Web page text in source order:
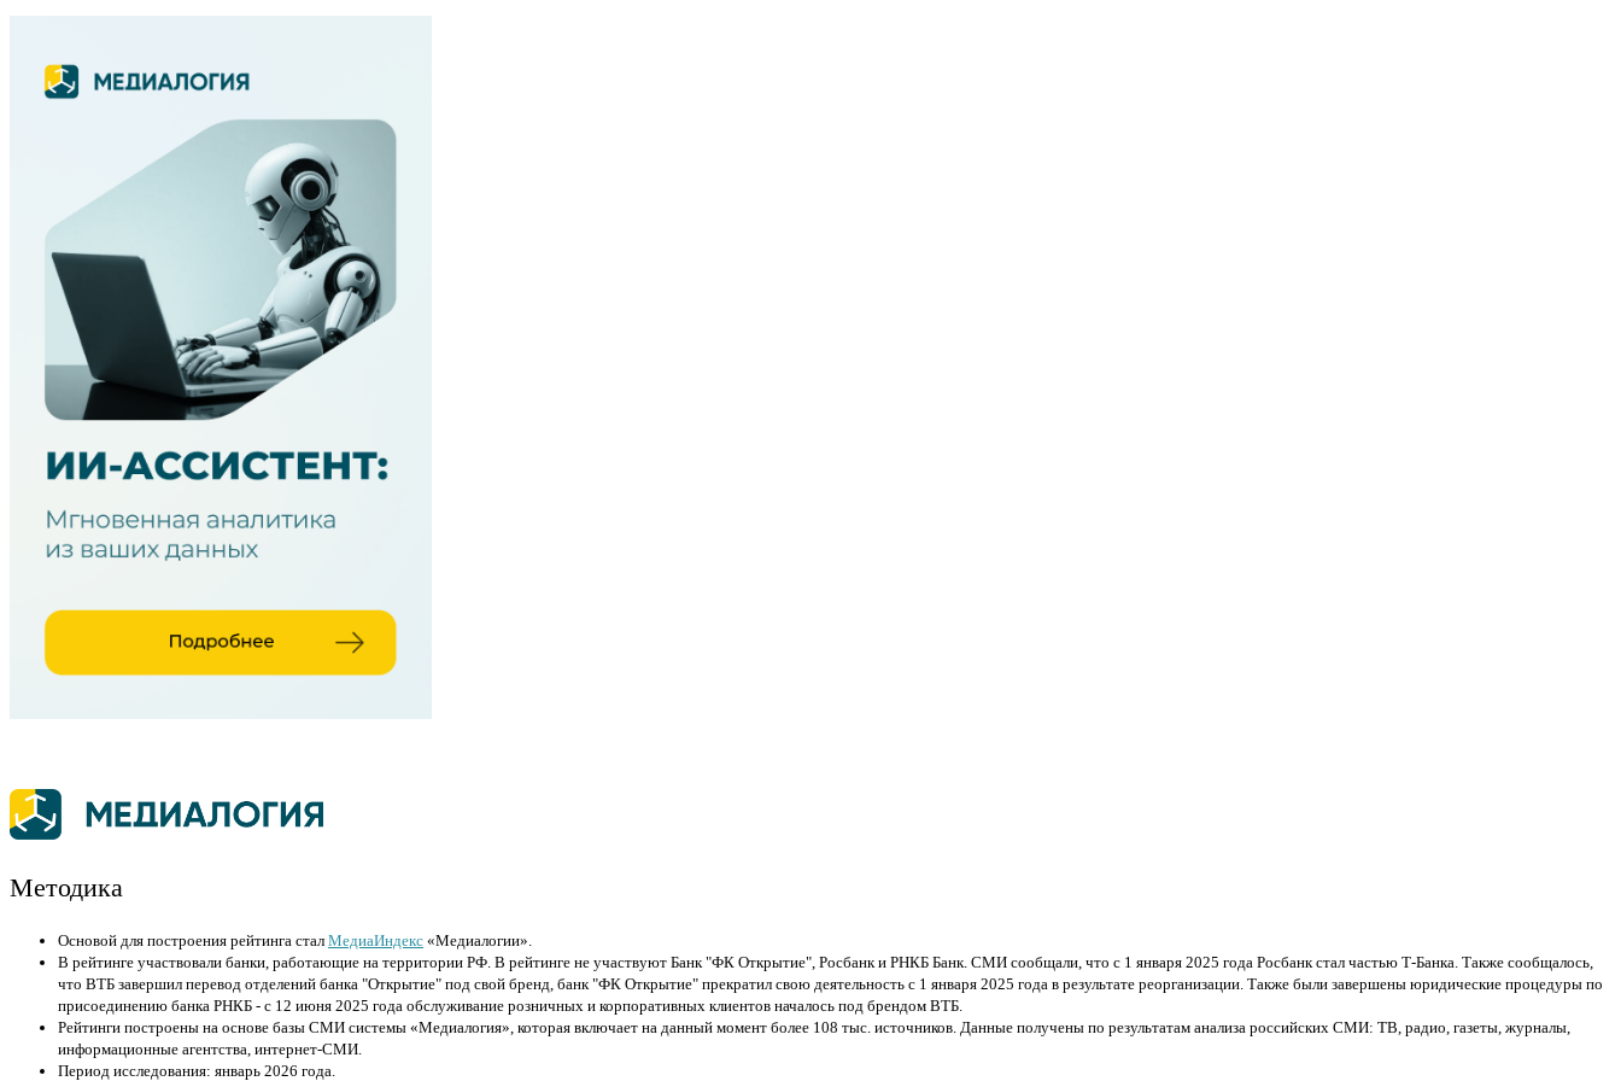
Методика
Основой для построения рейтинга стал МедиаИндекс «Медиалогии».
В рейтинге участвовали банки, работающие на территории РФ. В рейтинге не участвуют Банк "ФК Открытие", Росбанк и РНКБ Банк. СМИ сообщали, что с 1 января 2025 года Росбанк стал частью Т-Банка. Также сообщалось,
что ВТБ завершил перевод отделений банка "Открытие" под свой бренд, банк "ФК Открытие" прекратил свою деятельность с 1 января 2025 года в результате реорганизации. Также были завершены юридические процедуры по
присоединению банка РНКБ - с 12 июня 2025 года обслуживание розничных и корпоративных клиентов началось под брендом ВТБ.
Рейтинги построены на основе базы СМИ системы «Медиалогия», которая включает на данный момент более 108 тыс. источников. Данные получены по результатам анализа российских СМИ: ТВ, радио, газеты, журналы,
информационные агентства, интернет-СМИ.
Период исследования: январь 2026 года.